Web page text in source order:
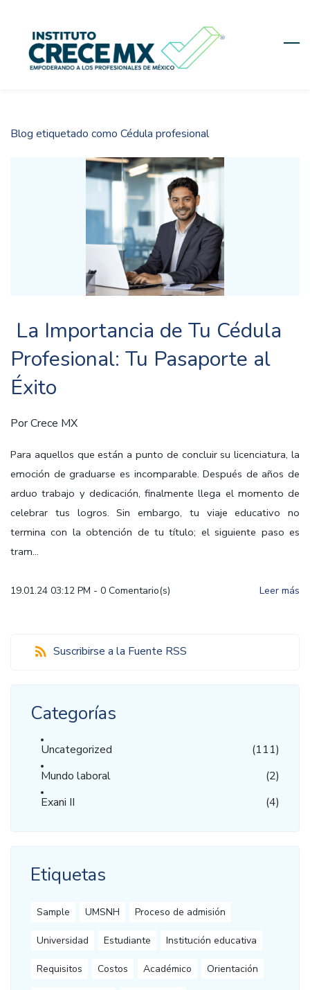
content
Blog etiquetado como Cédula profesional
La Importancia de Tu Cédula
Profesional: Tu Pasaporte al
Éxito
PorCrece MX
Para aquellos que están a punto de concluir su licenciatura, la
emoción de graduarse es incomparable. Después de años de
arduo trabajo y dedicación, finalmente llega el momento de
celebrar tus logros. Sin embargo, tu viaje educativo no
termina con la obtención de tu título; el siguiente paso es
tram...
19.01.24 03:12 PM - 0 Comentario(s) Leer más
Suscribirse a la Fuente RSS
Categorías
Uncategorized
(111)
Mundo laboral
(2)
Exani II
(4)
Etiquetas
Sample UMSNH Proceso de admisión
Universidad Estudiante Institución educativa
Requisitos Costos Académico Orientación